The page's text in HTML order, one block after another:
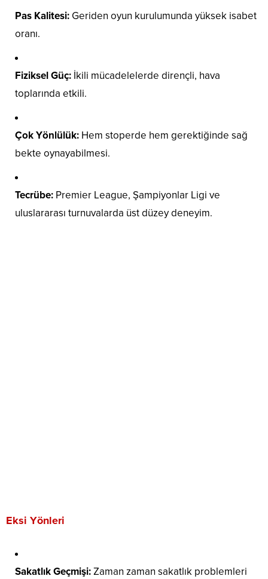
Pas Kalitesi: Geriden oyun kurulumunda yüksek isabet
oranı.
Fiziksel Güç: İkili mücadelelerde dirençli, hava
toplarında etkili.
Çok Yönlülük: Hem stoperde hem gerektiğinde sağ
bekte oynayabilmesi.
Tecrübe: Premier League, Şampiyonlar Ligi ve
uluslararası turnuvalarda üst düzey deneyim.
Eksi Yönleri
Sakatlık Geçmişi:Zaman zaman sakatlık problemleri